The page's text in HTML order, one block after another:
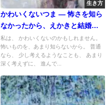
生き方
かわいくないつま — 怖さを知ら
なかったから、えかきと結婚し
た
私は、 かわいくないのかもしれません。
怖いものを、あまり知らないから。 普通
なら、 少し考えるようなことも、 あまり
深く考えずに、 進んで...